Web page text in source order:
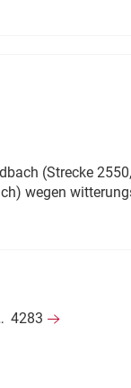
(Strecke
wegen
4283